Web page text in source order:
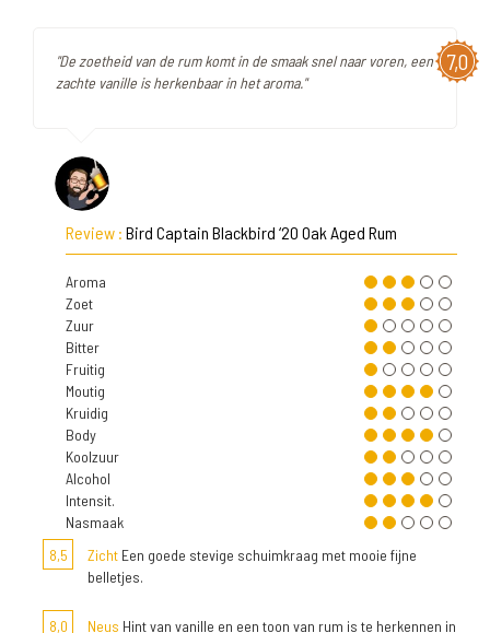
7,0
"De zoetheid van de rum komt in de smaak snel naar voren, een
zachte vanille is herkenbaar in het aroma."
Review : Bird Captain Blackbird ‘20 Oak Aged Rum
Aroma
Zoet
Zuur
Bitter
Fruitig
Moutig
Kruidig
Body
Koolzuur
Alcohol
Intensit.
Nasmaak
8,5
Zicht Een goede stevige schuimkraag met mooie fijne
belletjes.
8,0 Neus Hint van vanille en een toon van rum is te herkennen in